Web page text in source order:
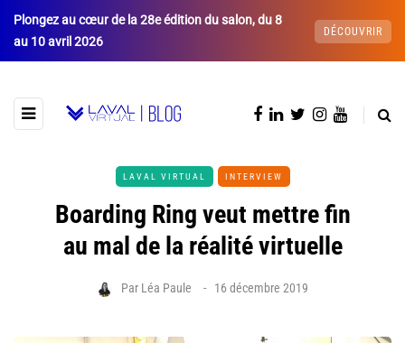
Plongez au cœur de la 28e édition du salon, du 8
au 10 avril 2026
DÉCOUVRIR
LAVAL VIRTUAL INTERVIEW
Boarding Ring veut mettre fin
au mal de la réalité virtuelle
Par Léa Paule 16 décembre 2019